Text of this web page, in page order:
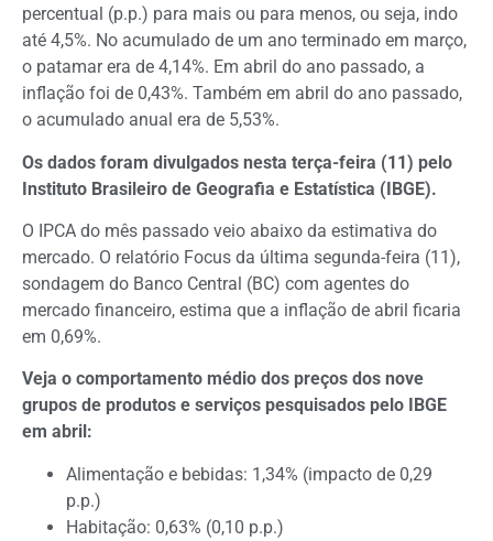
percentual (p.p.) para mais ou para menos, ou seja, indo
até 4,5%. No acumulado de um ano terminado em março,
o patamar era de 4,14%. Em abril do ano passado, a
inflação foi de 0,43%. Também em abril do ano passado,
o acumulado anual era de 5,53%.
Os dados foram divulgados nesta terça-feira (11) pelo
Instituto Brasileiro de Geografia e Estatística (IBGE).
O IPCA do mês passado veio abaixo da estimativa do
mercado. O relatório Focus da última segunda-feira (11),
sondagem do Banco Central (BC) com agentes do
mercado financeiro, estima que a inflação de abril ficaria
em 0,69%.
Veja o comportamento médio dos preços dos nove
grupos de produtos e serviços pesquisados pelo IBGE
em abril:
Alimentação e bebidas: 1,34% (impacto de 0,29
p.p.)
Habitação: 0,63% (0,10 p.p.)